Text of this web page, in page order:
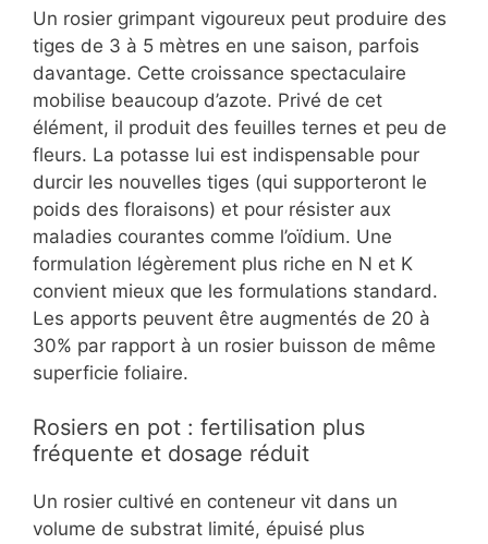
Un rosier grimpant vigoureux peut produire des
tiges de 3 à 5 mètres en une saison, parfois
davantage. Cette croissance spectaculaire
mobilise beaucoup d’azote. Privé de cet
élément, il produit des feuilles ternes et peu de
fleurs. La potasse lui est indispensable pour
durcir les nouvelles tiges (qui supporteront le
poids des floraisons) et pour résister aux
maladies courantes comme l’oïdium. Une
formulation légèrement plus riche en N et K
convient mieux que les formulations standard.
Les apports peuvent être augmentés de 20 à
30% par rapport à un rosier buisson de même
superficie foliaire.
Rosiers en pot : fertilisation plus
fréquente et dosage réduit
Un rosier cultivé en conteneur vit dans un
volume de substrat limité, épuisé plus